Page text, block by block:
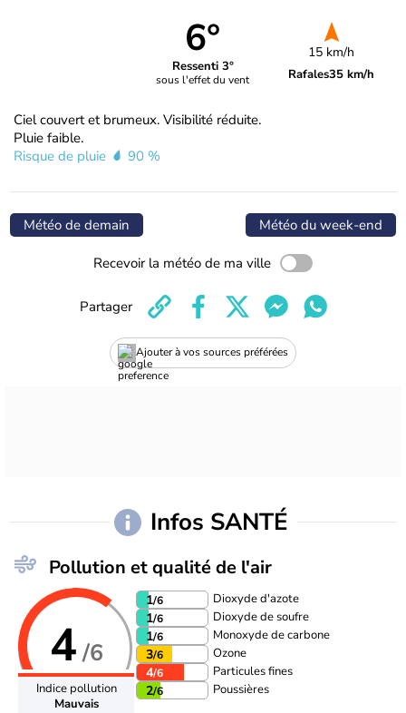
6°
Ressenti 3°
sous l'effet du vent
15 km/h
Rafales35 km/h
Ciel couvert et brumeux. Visibilité réduite.
Pluie faible.
Risque de pluie
90 %
Météo de demain Météo du week-end
Recevoir la météo de ma ville
Ajouter à vos sources préférées
Partager
Infos SANTÉ
Pollution et qualité de l'air
4/6
Indice pollution
Mauvais
1/6 Dioxyde d'azote
1/6 Dioxyde de soufre
1/6 Monoxyde de carbone
3/6 Ozone
4/6 Particules fines
2/6 Poussières